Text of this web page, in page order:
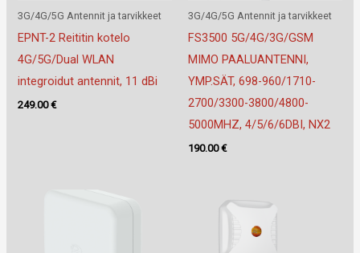
3G/4G/5G Antennit ja tarvikkeet
EPNT-2 Reititin kotelo
4G/5G/Dual WLAN
integroidut antennit, 11 dBi
249.00€
3G/4G/5G Antennit ja tarvikkeet
FS3500 5G/4G/3G/GSM
MIMO PAALUANTENNI,
YMP.SÄT, 698-960/1710-
2700/3300-3800/4800-
5000MHZ, 4/5/6/6DBI, NX2
190.00€